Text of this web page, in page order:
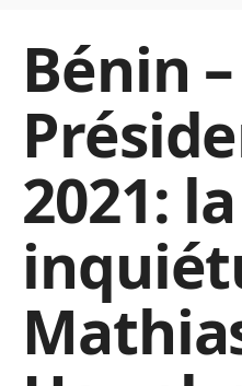
Bénin –
2021: